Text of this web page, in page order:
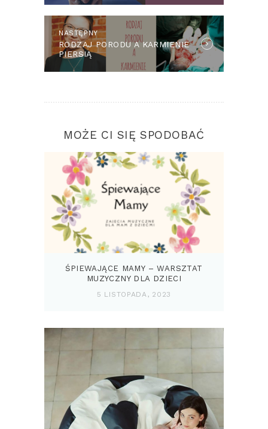
NASTĘPNY
RODZAJ PORODU A KARMIENIE
PIERSIĄ
MOŻE CI SIĘ SPODOBAĆ
ŚPIEWAJĄCE MAMY – WARSZTAT
MUZYCZNY DLA DZIECI
5 LISTOPADA, 2023